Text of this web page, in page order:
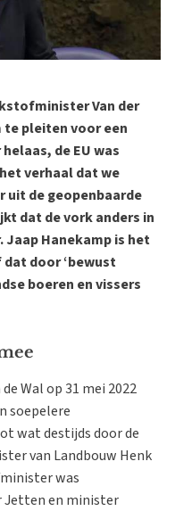
Van der
te pleiten voor een
de EU was
verhaal dat we
uit de geopenbaarde
dat de vork anders in
Jaap Hanekamp is het
door ‘bewust
boeren en vissers
Wal op 31 mei 2022
soepelere
wat destijds door de
van Landbouw Henk
was
en minister